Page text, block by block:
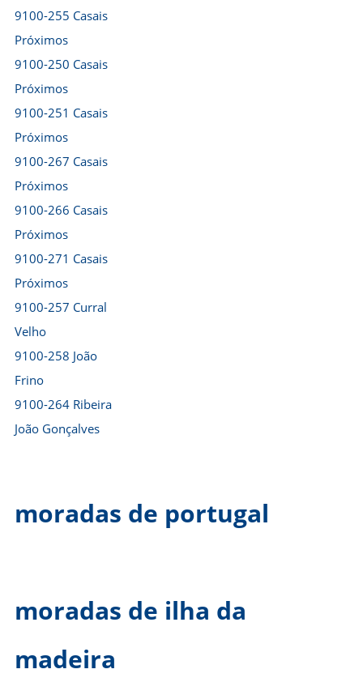
9100-255 Casais
Próximos
9100-250 Casais
Próximos
9100-251 Casais
Próximos
9100-267 Casais
Próximos
9100-266 Casais
Próximos
9100-271 Casais
Próximos
9100-257 Curral
Velho
9100-258 João
Frino
9100-264 Ribeira
João Gonçalves
moradas de portugal
moradas de ilha da
madeira